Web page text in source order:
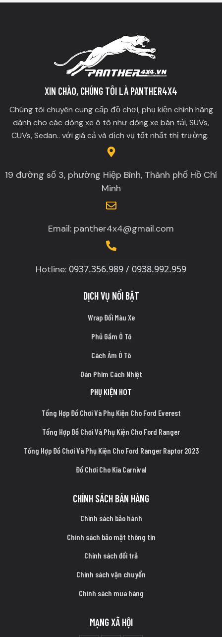
XIN CHÀO, CHÚNG TÔI LÀ PANTHER4X4
Chúng tôi chuyên cung cấp đồ chơi, phụ kiện chính hãng
dành cho các dòng xe ô tô như dòng xe bán tải, SUVs,
CUVs, Sedan.. với giá cả và dịch vụ tốt nhất thị trường.
19 đường số 3, phường Hiệp Bình, Thành phố Hồ Chí
Minh
Email: panther4x4@gmail.com
Hotline: 0937.356.989 / 0938.992.959
DỊCH VỤ NỔI BẬT
Wrap Đổi Màu Xe
Phủ Gầm Ô Tô
Cách Âm Ô Tô
Dán Phim Cách Nhiệt
PHỤ KIỆN HOT
Tổng Hợp Đồ Chơi Và Phụ Kiện Cho Ford Everest
Tổng Hợp Đồ Chơi Và Phụ Kiện Cho Ford Ranger
Tổng Hợp Đồ Chơi Và Phụ Kiện Cho Ford Ranger Raptor 2023
Đồ Chơi Cho Kia Carnival
CHÍNH SÁCH BÁN HÀNG
Chính sách bảo hành
Chính sách bảo mật thông tin
Chính sách đổi trả
Chính sách vận chuyển
Chính sách mua hàng
MẠNG XÃ HỘI